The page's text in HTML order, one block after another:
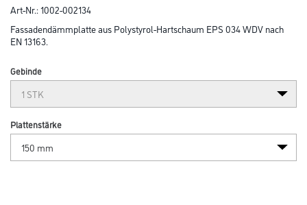
Art-Nr.:1002-002134
Fassadendämmplatte aus Polystyrol-Hartschaum EPS 034 WDV nach
EN 13163.
Gebinde
Plattenstärke